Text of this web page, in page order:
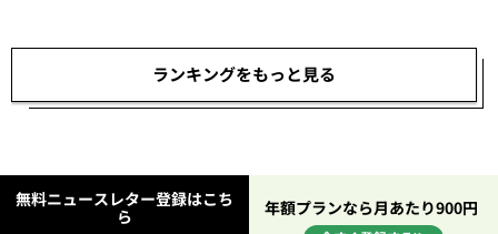
ランキングをもっと見る
無料ニュースレター登録はこち
ら
年額プランなら月あたり900円